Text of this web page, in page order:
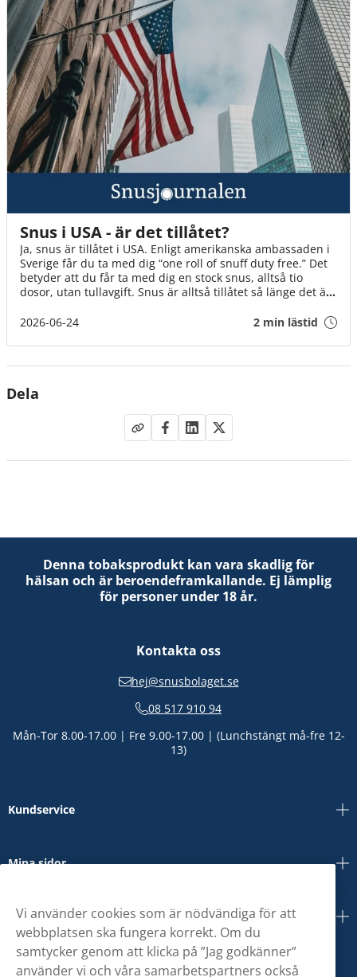
Snus i USA - är det tillåtet?
Ja, snus är tillåtet i USA. Enligt amerikanska ambassaden i
Sverige får du ta med dig “one roll of snuff duty free.” Det
betyder att du får ta med dig en stock snus, alltså tio
dosor, utan tullavgift. Snus är alltså tillåtet så länge det är
2026-06-24
2 min lästid
Dela
Denna tobaksprodukt kan vara skadlig för
hälsan och är beroendeframkallande. Ej lämplig
för personer under 18 år.
Kontakta oss
hej@snusbolaget.se
08 517 910 94
Mån-Tor 8.00-17.00 | Fre 9.00-17.00 | (Lunchstängt må-fre 12-
13)
Kundservice
Mina sidor
Om oss
Vi använder cookies som är nödvändiga för att
webbplatsen ska fungera korrekt. Om du
samtycker genom att klicka på ”Jag godkänner”
använder vi och våra samarbetspartners också